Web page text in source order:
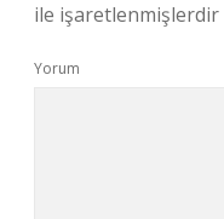
ile işaretlenmişlerdir
Yorum